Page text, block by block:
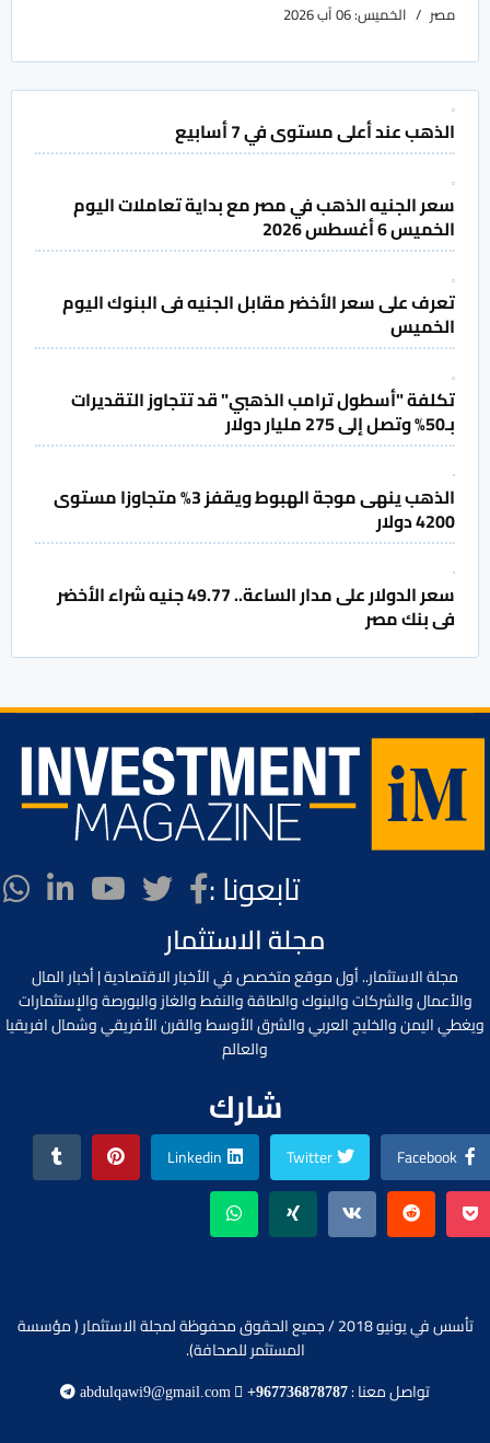
مصر الخميس: 06 آب 2026
الذهب عند أعلى مستوى في 7 أسابيع
سعر الجنيه الذهب في مصر مع بداية تعاملات اليوم
الخميس 6 أغسطس 2026
تعرف على سعر الأخضر مقابل الجنيه فى البنوك اليوم
الخميس
تكلفة "أسطول ترامب الذهبي" قد تتجاوز التقديرات
بـ50% وتصل إلى 275 مليار دولار
الذهب ينهى موجة الهبوط ويقفز 3% متجاوزا مستوى
4200 دولار
سعر الدولار على مدار الساعة.. 49.77 جنيه شراء الأخضر
فى بنك مصر
تابعونا :
مجلة الاستثمار
مجلة الاستثمار.. أول موقع متخصص في الأخبار الاقتصادية | أخبار المال
والأعمال والشركات والبنوك والطاقة والنفط والغاز والبورصة والإستثمارات
ويغطي اليمن والخليج العربي والشرق الأوسط والقرن الأفريقي وشمال افريقيا
والعالم
شارك
Facebook
Twitter
Linkedin
تأسس في يونيو 2018 / جميع الحقوق محفوظة لمجلة الاستثمار ( مؤسسة
المستثمر للصحافة).
تواصل معنا : +967736878787
abdulqawi9@gmail.com